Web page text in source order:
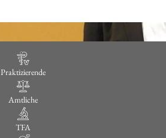
Praktizierende
Amtliche
TFA